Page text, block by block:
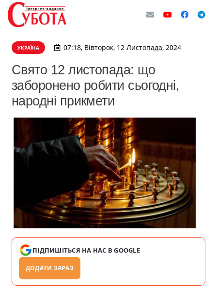
УКРАЇНА 07:18, Вівторок, 12 Листопада, 2024
Свято 12 листопада: що
заборонено робити сьогодні,
народні прикмети
ПІДПИШІТЬСЯ НА НАС В GOOGLE
ДОДАТИ ЗАРАЗ